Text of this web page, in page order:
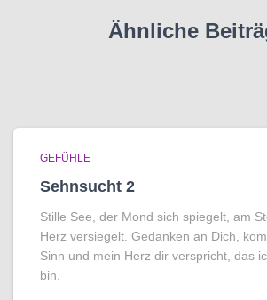
Ähnliche
GEFÜHLE
Sehnsucht 2
Stille See, der Mond sich spiegelt, am
Herz versiegelt. Gedanken an Dich,
Sinn und mein Herz dir verspricht, das
bin.